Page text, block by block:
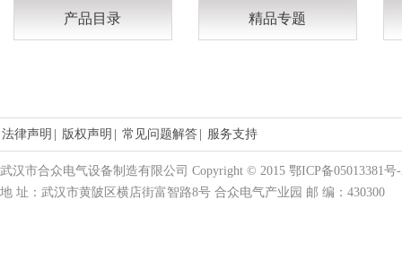
产品目录 精品专题
法律声明 版权声明 常见问题解答 服务支持
武汉市合众电气设备制造有限公司 Copyright © 2015 鄂ICP备05013381号
地 址：武汉市黄陂区横店街富智路8号 合众电气产业园 邮 编：430300